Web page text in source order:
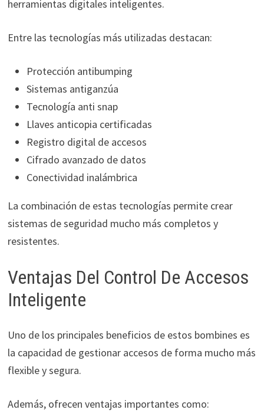
herramientas digitales inteligentes.
Entre las tecnologías más utilizadas destacan:
Protección antibumping
Sistemas antiganzúa
Tecnología anti snap
Llaves anticopia certificadas
Registro digital de accesos
Cifrado avanzado de datos
Conectividad inalámbrica
La combinación de estas tecnologías permite crear
sistemas de seguridad mucho más completos y
resistentes.
Ventajas Del Control De Accesos
Inteligente
Uno de los principales beneficios de estos bombines es
la capacidad de gestionar accesos de forma mucho más
flexible y segura.
Además, ofrecen ventajas importantes como: